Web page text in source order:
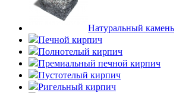
Натуральный камень
Печной кирпич
Полнотелый кирпич
Премиальный печной кирпич
Пустотелый кирпич
Ригельный кирпич